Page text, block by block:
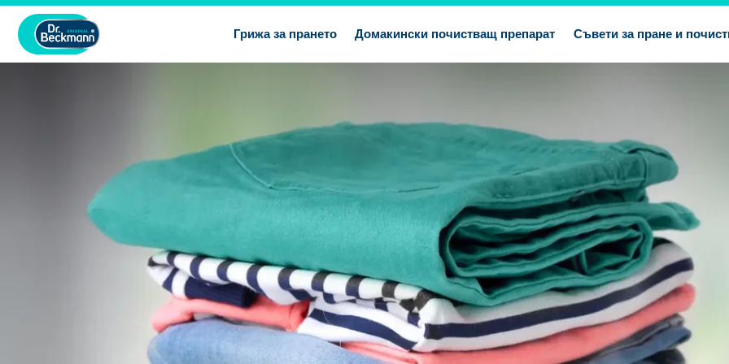
Грижа за прането Домакински почистващ препарат Съвети за пране и